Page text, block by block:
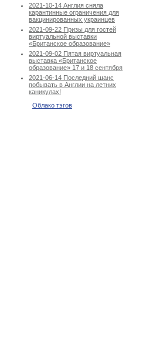
2021-10-14 Англия сняла
карантинные ограничения для
вакцинированных украинцев
2021-09-22 Призы для гостей
виртуальной выставки
«Британское образование»
2021-09-02 Пятая виртуальная
выставка «Британское
образование» 17 и 18 сентября
2021-06-14 Последний шанс
побывать в Англии на летних
каникулах!
Облако тэгов